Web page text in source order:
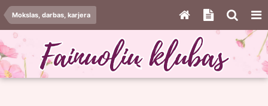
Mokslas, darbas, karjera